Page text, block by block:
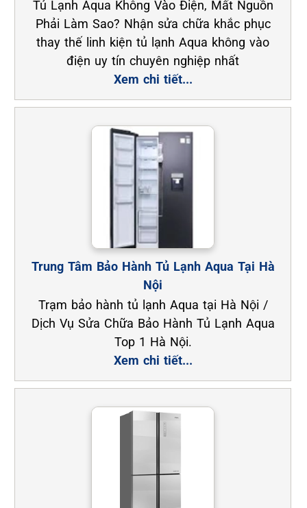
Tủ Lạnh Aqua Không Vào Điện, Mất Nguồn
Phải Làm Sao? Nhận sửa chữa khắc phục
thay thế linh kiện tủ lạnh Aqua không vào
điện uy tín chuyên nghiệp nhất
Xem chi tiết...
Trung Tâm Bảo Hành Tủ Lạnh Aqua Tại Hà
Nội
Trạm bảo hành tủ lạnh Aqua tại Hà Nội /
Dịch Vụ Sửa Chữa Bảo Hành Tủ Lạnh Aqua
Top 1 Hà Nội.
Xem chi tiết...